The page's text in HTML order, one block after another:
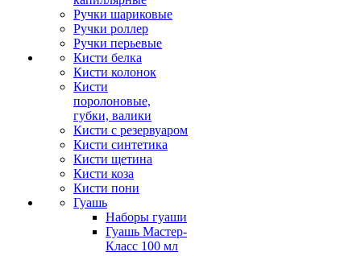
Ручки шариковые
Ручки роллер
Ручки перьевые
Кисти белка
Кисти колонок
Кисти
поролоновые,
губки, валики
Кисти с резервуаром
Кисти синтетика
Кисти щетина
Кисти коза
Кисти пони
Гуашь
Наборы гуаши
Гуашь Мастер-
Класс 100 мл